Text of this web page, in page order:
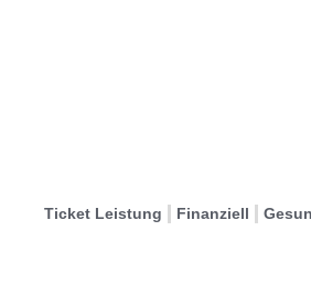
Ticket Leistung Finanziell